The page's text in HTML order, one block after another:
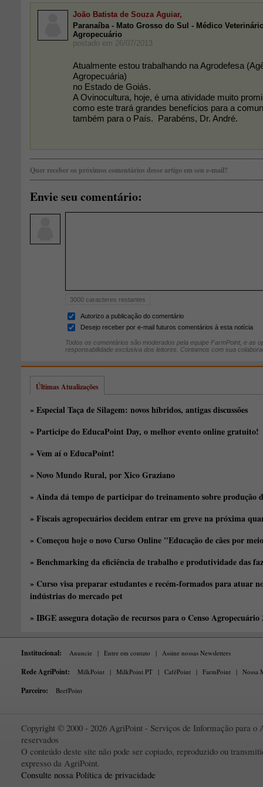
João Batista de Souza Aguiar,
Paranaíba - Mato Grosso do Sul - Médico
Agropecuário
postado em 26/07/2013
Atualmente estou trabalhando na Agrodefesa
Agropecuária)
no Estado de Goiás.
A Ovinocultura, hoje, é uma atividade muito
como este trará grandes benefícios para a
também para o País. Parabéns, Dr. André.
Quer receber os próximos comentários desse artigo em seu e-mail?
Envie seu comentário:
3000 caracteres restantes
Autorizo a publicação do comentário
Desejo receber por e-mail futuros comentários à esta notícia
Todos os comentários são moderados pela equipe FarmPoint, e as
responsabilidade exclusiva dos leitores. Contamos com sua
Últimas Atualizações
» Especial Taça de Silagem: novos híbridos, antigas discussões
» Participe do EducaPoint Day, o melhor evento online gratuito!
» Vem aí o EducaPoint!
» Novo Mundo Rural, por Xico Graziano
» Ainda dá tempo de participar do treinamento sobre produção
» Fiscais agropecuários decidem entrar em greve na próxima
» Começou hoje o novo Curso Online "Educação de cães por
» Benchmarking da eficiência de trabalho e produtividade das
» Curso visa preparar estudantes e recém-formados para atuar
indústrias do mercado pet
» IBGE assegura dotação de recursos para o Censo Agropecuário
Institucional: Anuncie | Entre em contato | Assine nossas Newsletters
Rede AgriPoint: MilkPoint | MilkPoint PT | CaféPoint | FarmPoint | Nossa
Parceiro: BeefPoint
Copyright © 2000 - 2026 AgriPoint - Serviços de Informação para o
reservados
O conteúdo deste site não pode ser copiado, reproduzido ou
expresso da AgriPoint.
Consulte nossa Política de privacidade